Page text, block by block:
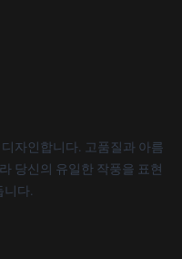
자인합니다. 고품질과 아름
당신의 유일한 작풍을 표현
다.